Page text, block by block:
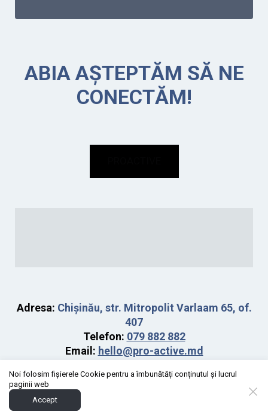
ABIA AȘTEPTĂM SĂ NE
CONECTĂM!
Adresa: Chișinău, str. Mitropolit Varlaam 65, of.
407
Telefon: 079 882 882
Email: hello@pro-active.md
Noi folosim fișierele Cookie pentru a îmbunătăți conținutul și lucrul
paginii web
Accept